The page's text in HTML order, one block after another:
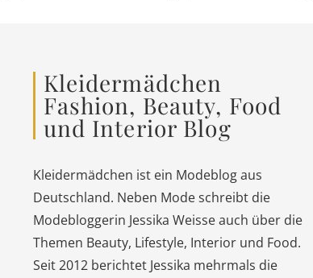
Kleidermädchen
Fashion, Beauty, Food
und Interior Blog
Kleidermädchen ist ein Modeblog aus
Deutschland. Neben Mode schreibt die
Modebloggerin Jessika Weisse auch über die
Themen Beauty, Lifestyle, Interior und Food.
Seit 2012 berichtet Jessika mehrmals die